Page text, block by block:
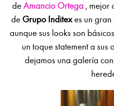
deAmancio Ortega , mejor
de Grupo Inditexes un gran
aunque sus looks son
un toque statement a sus
dejamos una galería